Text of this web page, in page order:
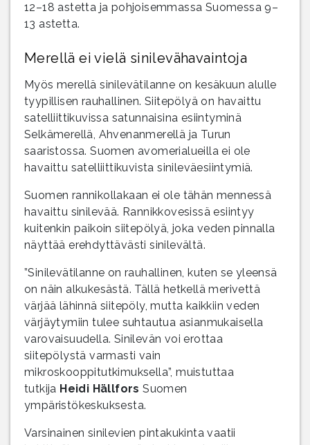
12–18 astetta ja pohjoisemmassa Suomessa 9–
13 astetta.
Merellä ei vielä sinilevähavaintoja
Myös merellä sinilevätilanne on kesäkuun alulle
tyypillisen rauhallinen. Siitepölyä on havaittu
satelliittikuvissa satunnaisina esiintyminä
Selkämerellä, Ahvenanmerellä ja Turun
saaristossa. Suomen avomerialueilla ei ole
havaittu satelliittikuvista sinileväesiintymiä.
Suomen rannikollakaan ei ole tähän mennessä
havaittu sinilevää. Rannikkovesissä esiintyy
kuitenkin paikoin siitepölyä, joka veden pinnalla
näyttää erehdyttävästi sinilevältä.
”Sinilevätilanne on rauhallinen, kuten se yleensä
on näin alkukesästä. Tällä hetkellä merivettä
värjää lähinnä siitepöly, mutta kaikkiin veden
värjäytymiin tulee suhtautua asianmukaisella
varovaisuudella. Sinilevän voi erottaa
siitepölystä varmasti vain
mikroskooppitutkimuksella”, muistuttaa
tutkija Heidi Hällfors Suomen
ympäristökeskuksesta.
Varsinainen sinilevien pintakukinta vaatii